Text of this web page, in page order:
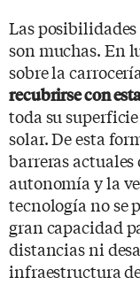
Las posibilidades
son muchas. En
sobre la
recubrirse con
toda su
solar. De esta
barreras
autonomía y la
tecnología no se
gran capacidad
distancias ni
infraestructura